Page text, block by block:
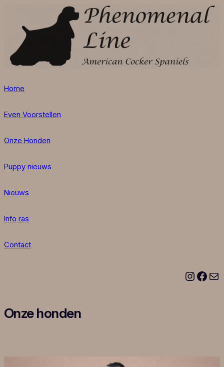
Home
Even Voorstellen
Onze Honden
Puppy nieuws
Nieuws
Info ras
Contact
InstagramFacebook E-mail
Onze honden